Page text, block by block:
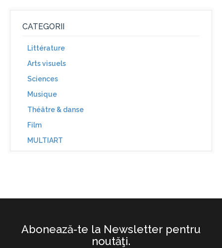
CATEGORII
Littérature
Arts visuels
Sciences
Musique
Théâtre & danse
Film
MULTIART
Abonează-te la Newsletter pentru
noutăţi.